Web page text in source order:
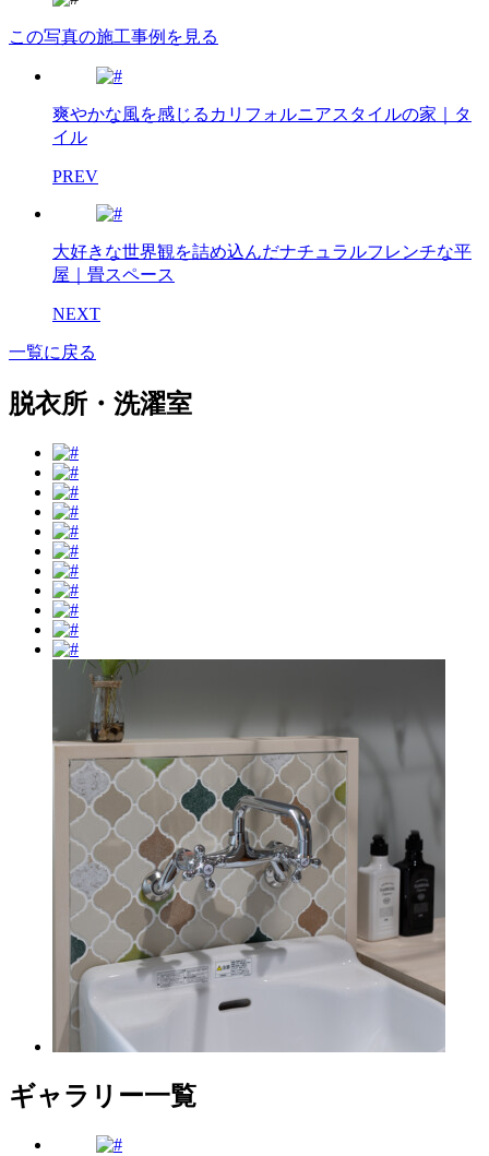
この写真の施工事例を見る
爽やかな風を感じるカリフォルニアスタイルの家｜タ
イル
PREV
大好きな世界観を詰め込んだナチュラルフレンチな平
屋｜畳スペース
NEXT
一覧に戻る
脱衣所・洗濯室
ギャラリー一覧